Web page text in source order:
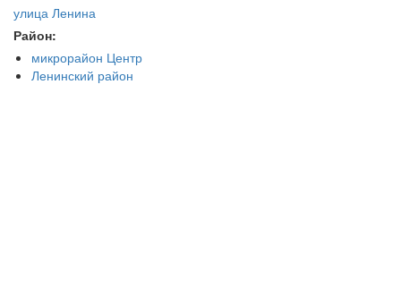
улица Ленина
Район:
микрорайон Центр
Ленинский район